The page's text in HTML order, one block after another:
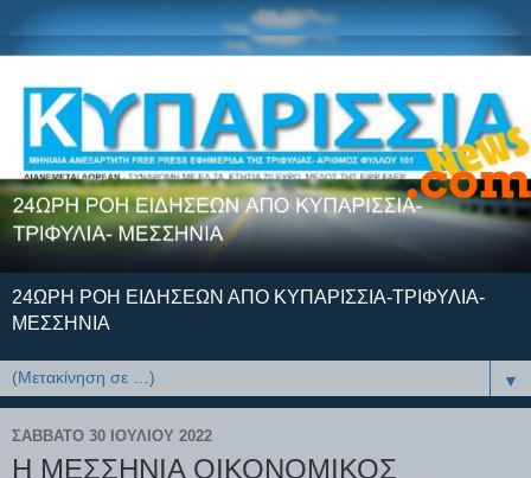
24ΩΡΗ ΡΟΗ ΕΙΔΗΣΕΩΝ ΑΠΟ ΚΥΠΑΡΙΣΣΙΑ-ΤΡΙΦΥΛΙΑ-
ΜΕΣΣΗΝΙΑ
▼
ΣΆΒΒΑΤΟ 30 ΙΟΥΛΊΟΥ 2022
Η ΜΕΣΣΗΝΙΑ ΟΙΚΟΝΟΜΙΚΟΣ